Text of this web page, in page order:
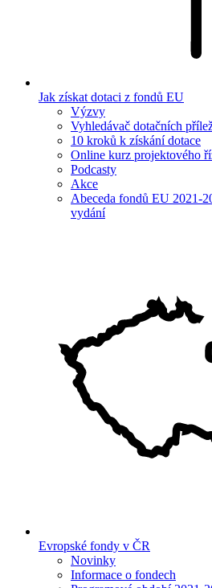
Jak získat dotaci z fondů EU
Výzvy
Vyhledávač dotačních
10 kroků k získání dotace
Online kurz projektového
Podcasty
Akce
Abeceda fondů EU 2021-
vydání
Evropské fondy v ČR
Novinky
Informace o fondech